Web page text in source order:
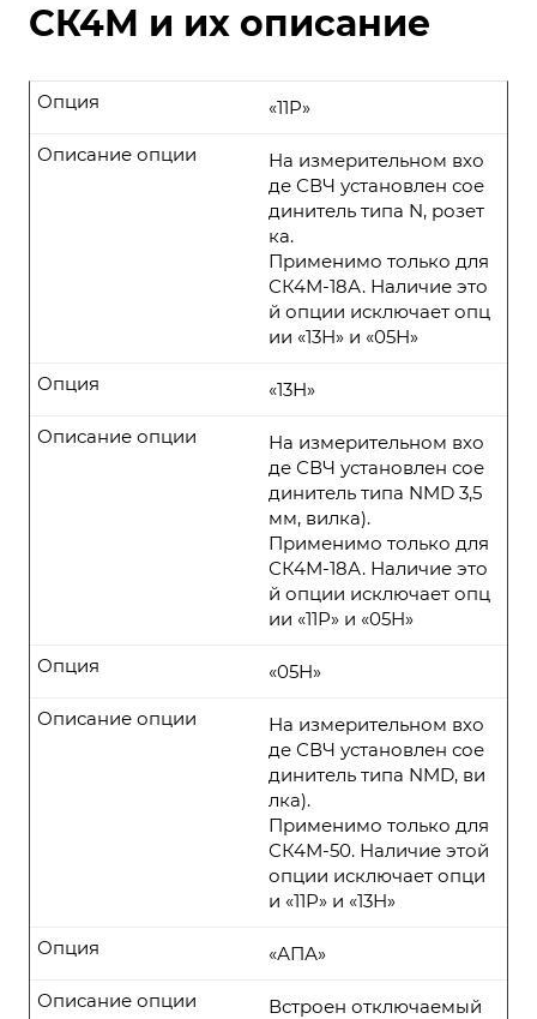
СК4М и их описание
«11P»
Опция
На измерительном вхо
де СВЧ установлен сое
динитель типа N, розет
ка.
Применимо только для
СК4М-18А. Наличие это
й опции исключает опц
ии «13Н» и «05Н»
Описание опции
«13Н»
Опция
На измерительном вхо
де СВЧ установлен сое
динитель типа NMD 3,5
мм, вилка).
Применимо только для
СК4М-18А. Наличие это
й опции исключает опц
ии «11Р» и «05Н»
Описание опции
«05Н»
Опция
На измерительном вхо
де СВЧ установлен сое
динитель типа NMD, ви
лка).
Применимо только для
СК4М-50. Наличие этой
опции исключает опци
и «11Р» и «13Н»
Описание опции
«АПА»
Опция
Встроен отключаемый
Описание опции